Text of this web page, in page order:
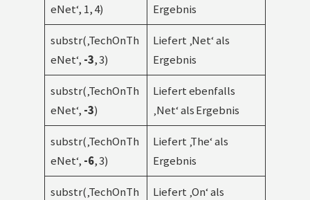
eNet‘, 1, 4)
Ergebnis
substr(‚TechOnTh
eNet‘, -3, 3)
Liefert ‚Net‘ als
Ergebnis
substr(‚TechOnTh
eNet‘, -3)
Liefert ebenfalls
‚Net‘ als Ergebnis
substr(‚TechOnTh
eNet‘, -6, 3)
Liefert ‚The‘ als
Ergebnis
substr(‚TechOnTh
Liefert ‚On‘ als